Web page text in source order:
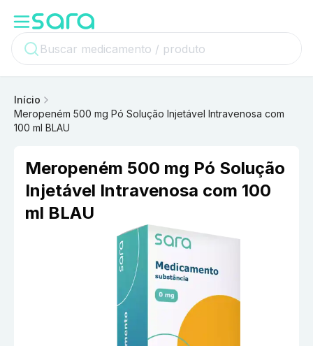
Início
Meropeném 500 mg Pó Solução Injetável Intravenosa com
100 ml BLAU
Meropeném 500 mg Pó Solução
Injetável Intravenosa com 100
ml BLAU